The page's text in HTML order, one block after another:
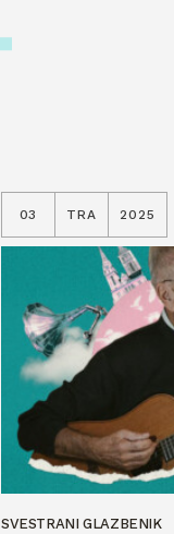
03 TRA 2025
SVESTRANI GLAZBENIK